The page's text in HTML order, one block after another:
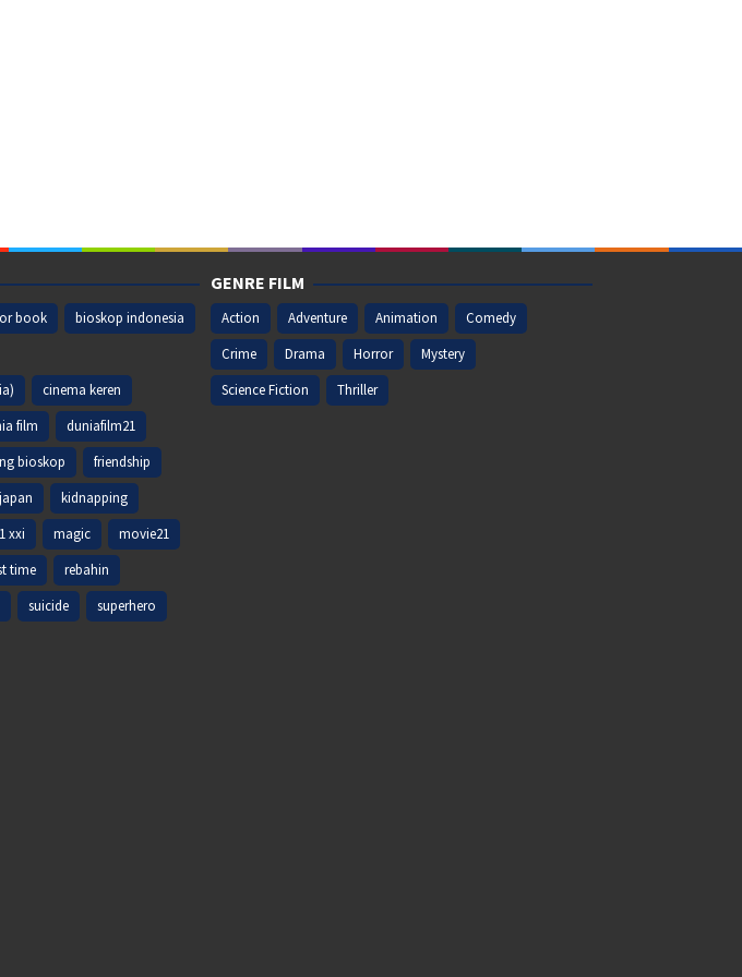
book
bioskop indonesia
cinema keren
film
duniafilm21
bioskop
friendship
japan
kidnapping
xxi magic
movie21
time
rebahin
suicide superhero
GENRE FILM
Action Adventure Animation
Comedy
Crime
Drama Horror
Mystery
Science Fiction
Thriller